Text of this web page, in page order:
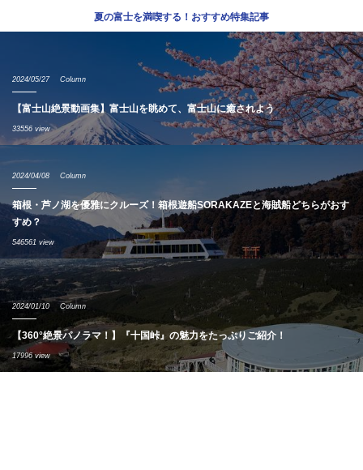
夏の富士を満喫する！おすすめ特集記事
2024/05/27 Column
【富士山絶景動画集】富士山を眺めて、富士山に癒されよう
33556 view
2024/04/08 Column
箱根・芦ノ湖を優雅にクルーズ！箱根遊船SORAKAZEと海賊船どちらがおす
すめ？
546561 view
2024/01/10 Column
【360°絶景パノラマ！】『十国峠』の魅力をたっぷりご紹介！
17996 view